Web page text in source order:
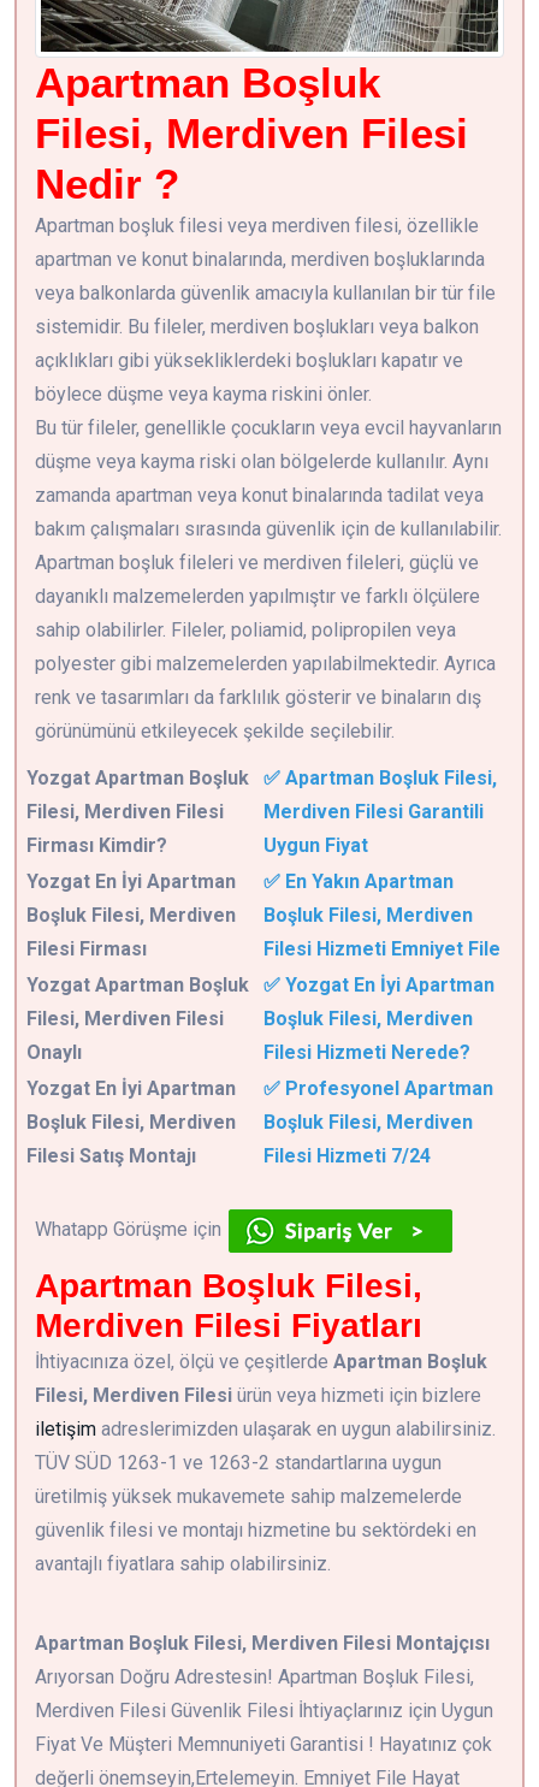
Apartman Boşluk
Filesi, Merdiven Filesi
Nedir ?
Apartman boşluk filesi veya merdiven filesi, özellikle
apartman ve konut binalarında, merdiven boşluklarında
veya balkonlarda güvenlik amacıyla kullanılan bir tür file
sistemidir. Bu fileler, merdiven boşlukları veya balkon
açıklıkları gibi yüksekliklerdeki boşlukları kapatır ve
böylece düşme veya kayma riskini önler.
Bu tür fileler, genellikle çocukların veya evcil hayvanların
düşme veya kayma riski olan bölgelerde kullanılır. Aynı
zamanda apartman veya konut binalarında tadilat veya
bakım çalışmaları sırasında güvenlik için de kullanılabilir.
Apartman boşluk fileleri ve merdiven fileleri, güçlü ve
dayanıklı malzemelerden yapılmıştır ve farklı ölçülere
sahip olabilirler. Fileler, poliamid, polipropilen veya
polyester gibi malzemelerden yapılabilmektedir. Ayrıca
renk ve tasarımları da farklılık gösterir ve binaların dış
görünümünü etkileyecek şekilde seçilebilir.
Yozgat Apartman Boşluk
Filesi, Merdiven Filesi
Firması Kimdir?
✅ Apartman Boşluk Filesi,
Merdiven Filesi Garantili
Uygun Fiyat
Yozgat En İyi Apartman
Boşluk Filesi, Merdiven
Filesi Firması
✅ En Yakın Apartman
Boşluk Filesi, Merdiven
Filesi Hizmeti Emniyet File
Yozgat Apartman Boşluk
Filesi, Merdiven Filesi
Onaylı
✅ Yozgat En İyi Apartman
Boşluk Filesi, Merdiven
Filesi Hizmeti Nerede?
Yozgat En İyi Apartman
Boşluk Filesi, Merdiven
Filesi Satış Montajı
✅ Profesyonel Apartman
Boşluk Filesi, Merdiven
Filesi Hizmeti 7/24
Whatapp Görüşme için
Apartman Boşluk Filesi,
Merdiven Filesi Fiyatları
İhtiyacınıza özel, ölçü ve çeşitlerde Apartman Boşluk
Filesi, Merdiven Filesi ürün veya hizmeti için bizlere
iletişim adreslerimizden ulaşarak en uygun alabilirsiniz.
TÜV SÜD 1263-1 ve 1263-2 standartlarına uygun
üretilmiş yüksek mukavemete sahip malzemelerde
güvenlik filesi ve montajı hizmetine bu sektördeki en
avantajlı fiyatlara sahip olabilirsiniz.
Apartman Boşluk Filesi, Merdiven Filesi Montajçısı
Arıyorsan Doğru Adrestesin! Apartman Boşluk Filesi,
Merdiven Filesi Güvenlik Filesi İhtiyaçlarınız için Uygun
Fiyat Ve Müşteri Memnuniyeti Garantisi ! Hayatınız çok
değerli önemseyin,Ertelemeyin. Emniyet File Hayat